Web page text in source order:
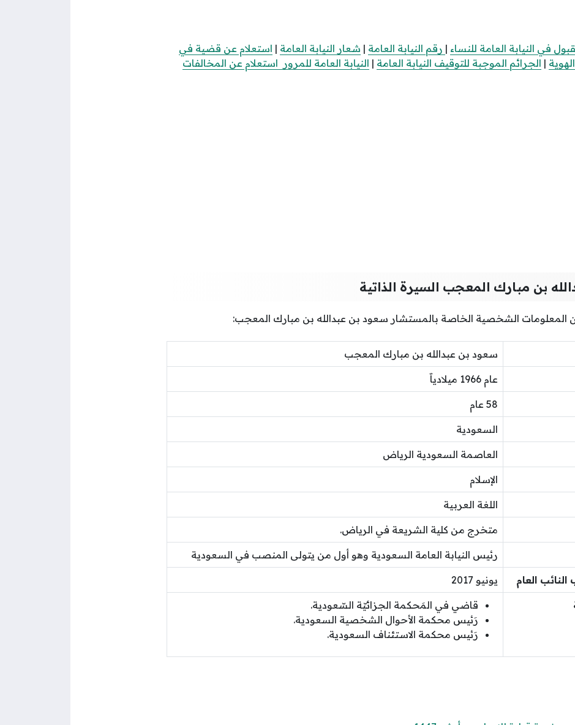
في النيابة العامة للنساء | رقم النيابة العامة | شعار النيابة العامة | استعلام عن قضية في
| الجرائم الموجبة للتوقيف النيابة العامة | النيابة العامة للمرور استعلام عن المخالفات
بن مبارك المعجب السيرة الذاتية
المعلومات الشخصية الخاصة بالمستشار سعود بن عبدالله بن مبارك المعجب:
سعود بن عبدالله بن مبارك المعجب
عام 1966 ميلادياََ
58 عام
السعودية
العاصمة السعودية الرياض
الإسلام
اللغة العربية
متخرج من كلية الشريعة في الرياض.
رئيس النيابة العامة السعودية وهو أول من يتولى المنصب في السعودية
العام يونيو 2017
قاضي في المَحكمة الجزائيّة السّعودية.
رَئيس محكمة الأحوال الشخصية السعودية.
رَئيس محكمة الاستئناف السعودية.